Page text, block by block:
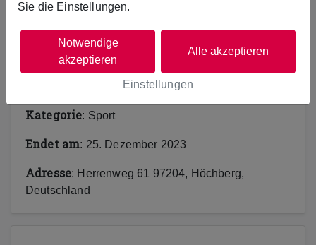
Sie die Einstellungen.
Notwendige
akzeptieren
Alle akzeptieren
Einstellungen
Kategorie: Sport
Endet am: 25. Dezember 2023
Adresse: Herrenweg 61 97204, Höchberg,
Deutschland